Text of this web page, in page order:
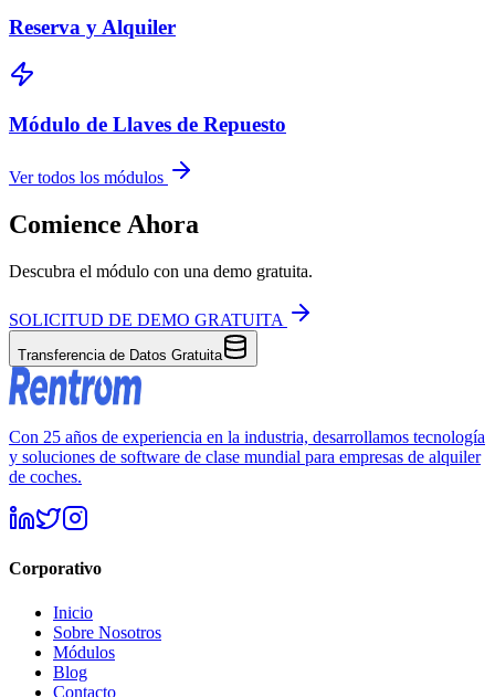
Reserva y Alquiler
Módulo de Llaves de Repuesto
Ver todos los módulos
Comience Ahora
Descubra el módulo con una demo gratuita.
SOLICITUD DE DEMO GRATUITA
Transferencia de Datos Gratuita
Con 25 años de experiencia en la industria, desarrollamos tecnología
y soluciones de software de clase mundial para empresas de alquiler
de coches.
Corporativo
Inicio
Sobre Nosotros
Módulos
Blog
Contacto